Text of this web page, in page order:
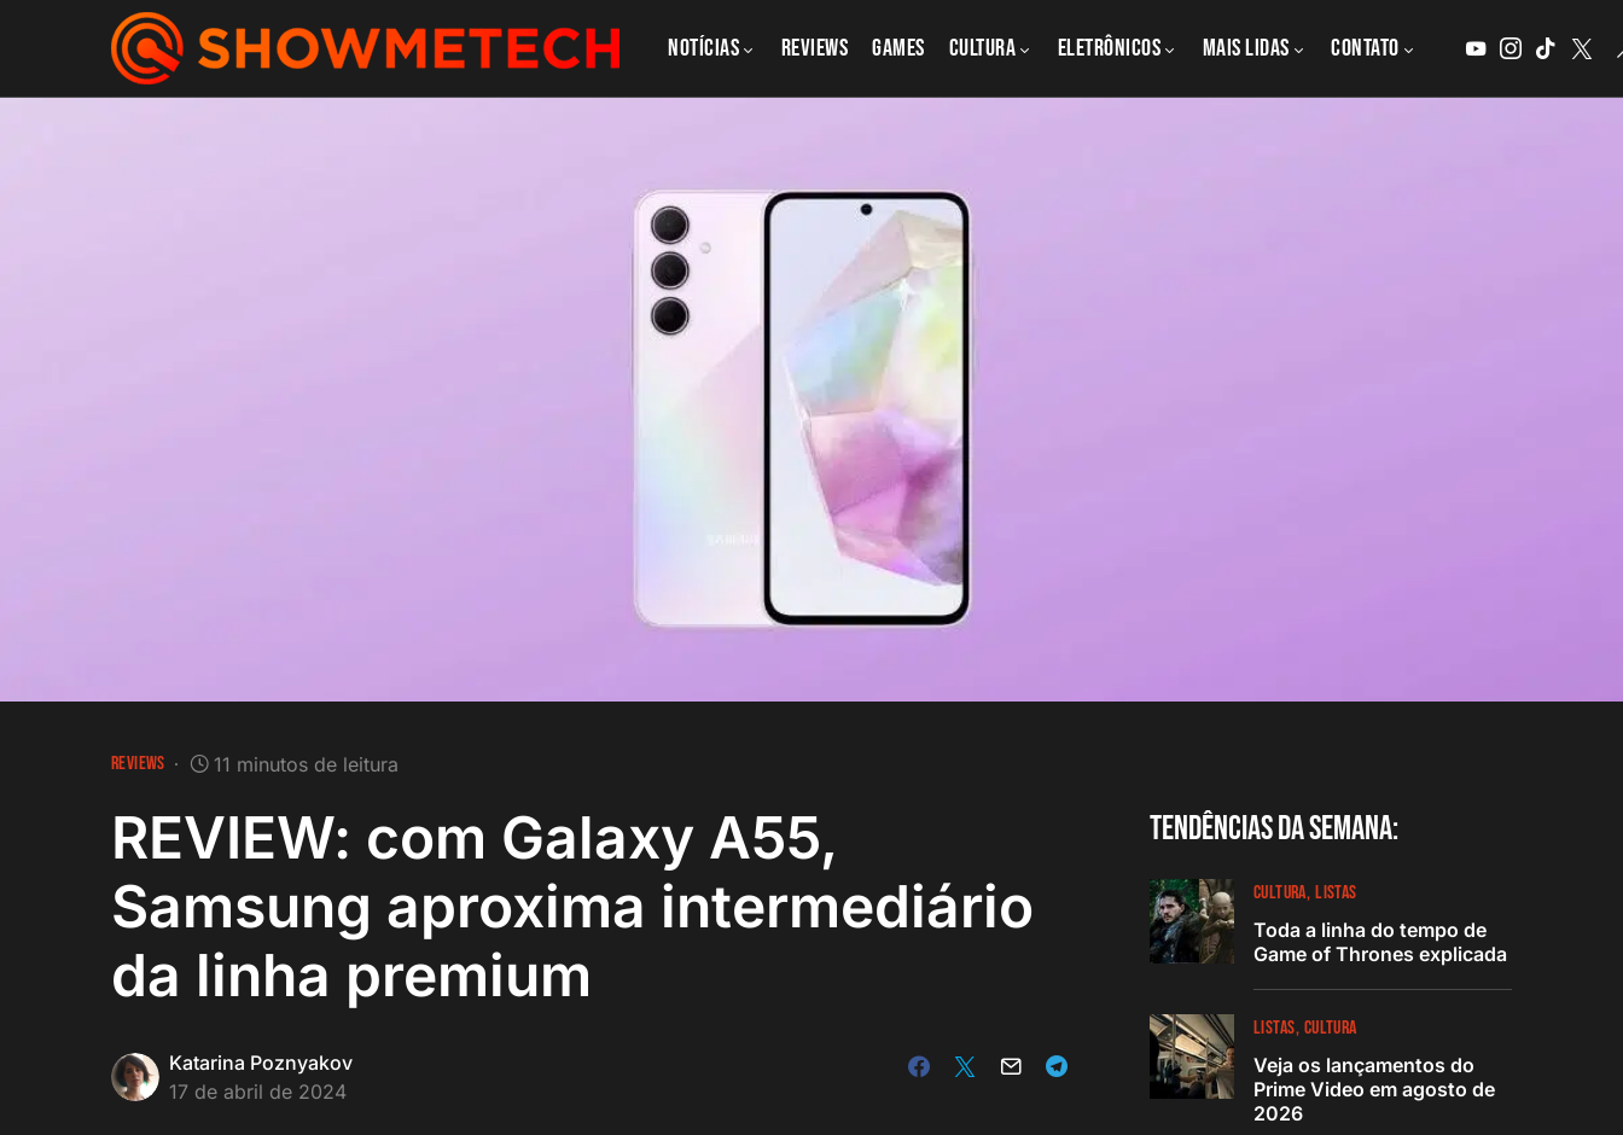
NOTÍCIAS REVIEWS GAMES CULTURA Eletrônicos MAIS LIDAS CONTATO
REVIEWS 11 minutos de leitura
REVIEW: com Galaxy A55,
Samsung aproxima intermediário
da linha premium
Katarina Poznyakov
17 de abril de 2024
Tendências da semana:
CULTURA LISTAS
Toda a linha do tempo de
Game of Thrones explicada
LISTAS CULTURA
Veja os lançamentos do
Prime Video em agosto de
2026